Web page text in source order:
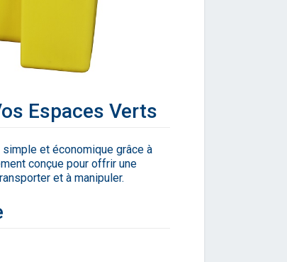
Espaces Verts
et économique grâce à
conçue pour offrir une
et à manipuler.